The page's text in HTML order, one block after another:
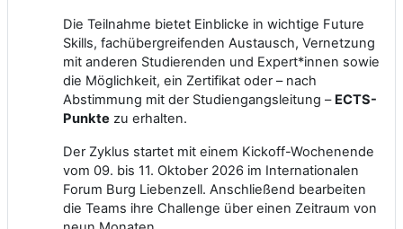
Die Teilnahme bietet Einblicke in wichtige Future
Skills, fachübergreifenden Austausch, Vernetzung
mit anderen Studierenden und Expert*innen sowie
die Möglichkeit, ein Zertifikat oder – nach
Abstimmung mit der Studiengangsleitung – ECTS-
Punkte zu erhalten.
Der Zyklus startet mit einem Kickoff-Wochenende
vom 09. bis 11. Oktober 2026 im Internationalen
Forum Burg Liebenzell. Anschließend bearbeiten
die Teams ihre Challenge über einen Zeitraum von